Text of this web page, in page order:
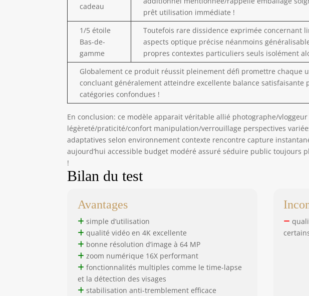
cadeau
prêt utilisation immédiate !
1/5 étoile
Bas-de-
gamme
Toutefois rare dissidence exprimée concernant
aspects optique précise néanmoins
propres contextes particuliers seuls isolément
Globalement ce produit réussit pleinement défi promettre chaque
concluant généralement atteindre excellente balance satisfaisante
catégories confondues !
En conclusion: ce modèle apparait véritable allié photographe/
légèreté/praticité/confort manipulation/verrouillage perspectives
adaptatives selon environnement contexte rencontre capture
aujourd’hui accessible budget modéré assuré séduire public toujours
!
Bilan du test
Avantages
simple d’utilisation
qualité vidéo en 4K excellente
bonne résolution d’image à 64 MP
zoom numérique 16X performant
fonctionnalités multiples comme le time-lapse
et la détection des visages
stabilisation anti-tremblement efficace